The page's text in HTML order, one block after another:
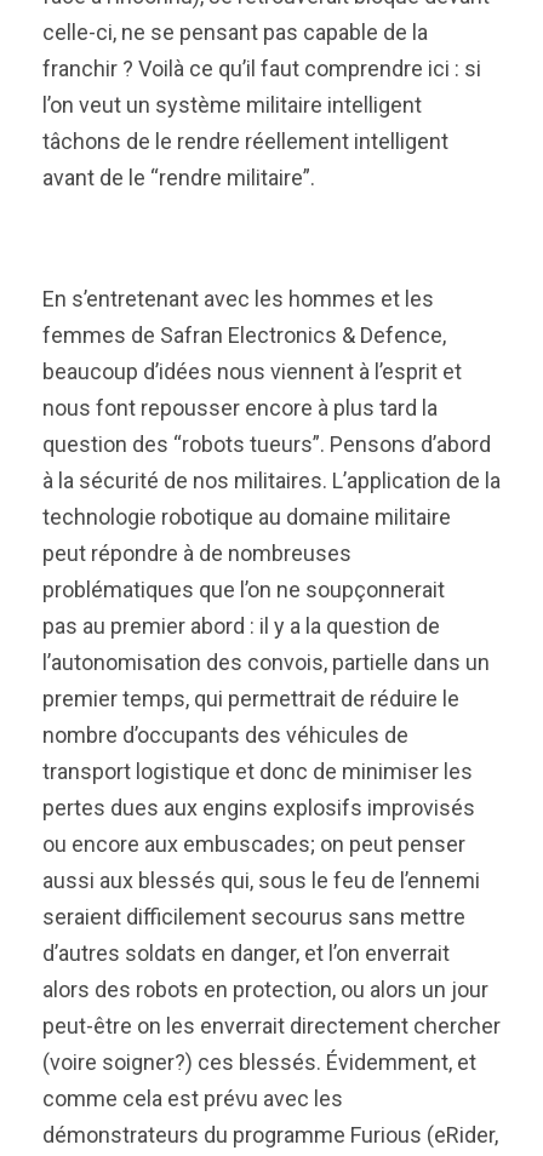
celle-ci, ne se pensant pas capable de la
franchir ? Voilà ce qu’il faut comprendre ici : si
l’on veut un système militaire intelligent
tâchons de le rendre réellement intelligent
avant de le “rendre militaire”.
En s’entretenant avec les hommes et les
femmes de Safran Electronics & Defence,
beaucoup d’idées nous viennent à l’esprit et
nous font repousser encore à plus tard la
question des “robots tueurs”. Pensons d’abord
à la sécurité de nos militaires. L’application de la
technologie robotique au domaine militaire
peut répondre à de nombreuses
problématiques que l’on ne soupçonnerait
pas au premier abord : il y a la question de
l’autonomisation des convois, partielle dans un
premier temps, qui permettrait de réduire le
nombre d’occupants des véhicules de
transport logistique et donc de minimiser les
pertes dues aux engins explosifs improvisés
ou encore aux embuscades; on peut penser
aussi aux blessés qui, sous le feu de l’ennemi
seraient difficilement secourus sans mettre
d’autres soldats en danger, et l’on enverrait
alors des robots en protection, ou alors un jour
peut-être on les enverrait directement chercher
(voire soigner?) ces blessés. Évidemment, et
comme cela est prévu avec les
démonstrateurs du programme Furious (eRider,